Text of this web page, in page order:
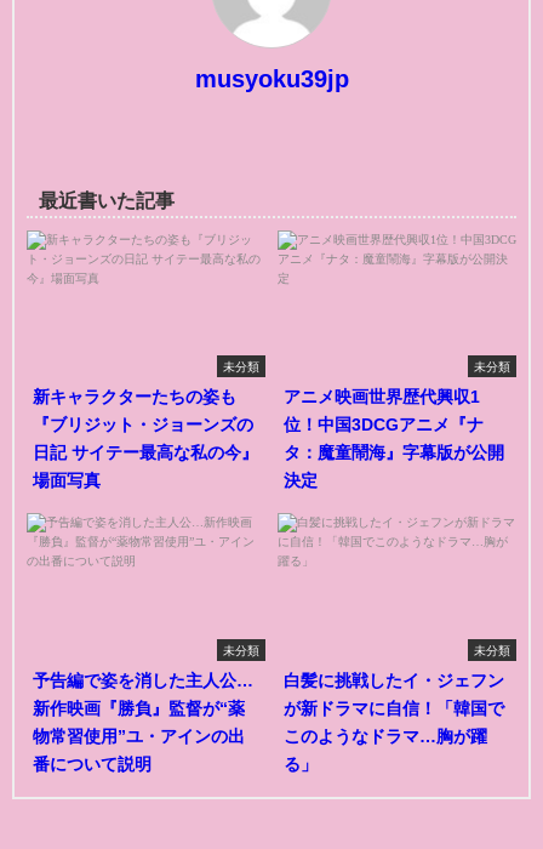
musyoku39jp
最近書いた記事
未分類
新キャラクターたちの姿も
『ブリジット・ジョーンズの
日記 サイテー最高な私の今』
場面写真
未分類
アニメ映画世界歴代興収1
位！中国3DCGアニメ『ナ
タ：魔童鬧海』字幕版が公開
決定
未分類
予告編で姿を消した主人公…
新作映画『勝負』監督が“薬
物常習使用”ユ・アインの出
番について説明
未分類
白髪に挑戦したイ・ジェフン
が新ドラマに自信！「韓国で
このようなドラマ…胸が躍
る」